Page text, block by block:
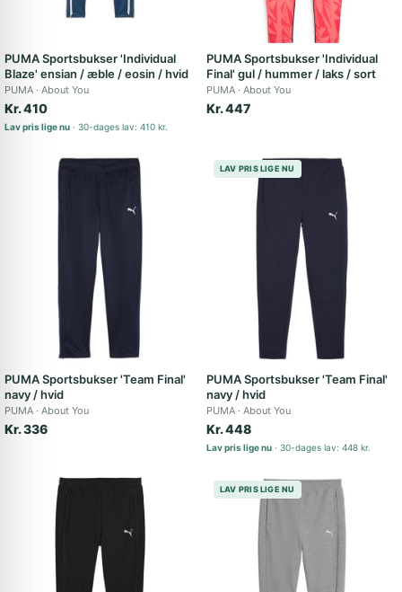
PUMA Sportsbukser 'Individual
Blaze' ensian / æble / eosin / hvid
PUMA About You
Kr. 410
Lav pris lige nu 30-dages lav: 410 kr.
PUMA Sportsbukser 'Individual
Final' gul / hummer / laks / sort
PUMA About You
Kr. 447
PUMA Sportsbukser 'Team Final'
navy / hvid
PUMA About You
Kr. 336
LAV PRIS LIGE NU
PUMA Sportsbukser 'Team Final'
navy / hvid
PUMA About You
Kr. 448
Lav pris lige nu 30-dages lav: 448 kr.
LAV PRIS LIGE NU